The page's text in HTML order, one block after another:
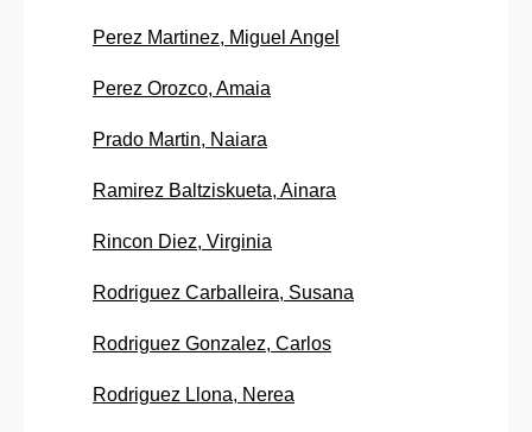
Perez Martinez, Miguel Angel
Perez Orozco, Amaia
Prado Martin, Naiara
Ramirez Baltziskueta, Ainara
Rincon Diez, Virginia
Rodriguez Carballeira, Susana
Rodriguez Gonzalez, Carlos
Rodriguez Llona, Nerea